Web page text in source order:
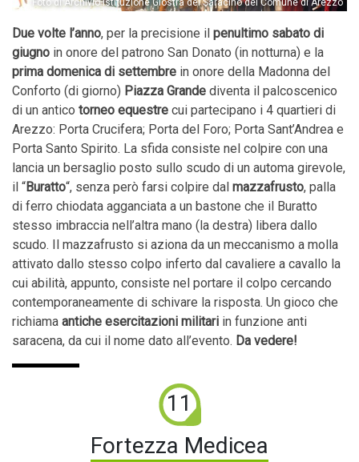
Foto di Archivio Istituzione Giostra del Saracino del Comune di Arezzo
Due volte l’anno, per la precisione il penultimo sabato di
giugno in onore del patrono San Donato (in notturna) e la
prima domenica di settembre in onore della Madonna del
Conforto (di giorno) Piazza Grande diventa il palcoscenico
di un antico torneo equestre cui partecipano i 4 quartieri di
Arezzo: Porta Crucifera; Porta del Foro; Porta Sant’Andrea e
Porta Santo Spirito. La sfida consiste nel colpire con una
lancia un bersaglio posto sullo scudo di un automa girevole,
il “Buratto“, senza però farsi colpire dal mazzafrusto, palla
di ferro chiodata agganciata a un bastone che il Buratto
stesso imbraccia nell’altra mano (la destra) libera dallo
scudo. Il mazzafrusto si aziona da un meccanismo a molla
attivato dallo stesso colpo inferto dal cavaliere a cavallo la
cui abilità, appunto, consiste nel portare il colpo cercando
contemporaneamente di schivare la risposta. Un gioco che
richiama antiche esercitazioni militari in funzione anti
saracena, da cui il nome dato all’evento. Da vedere!
11
Fortezza Medicea